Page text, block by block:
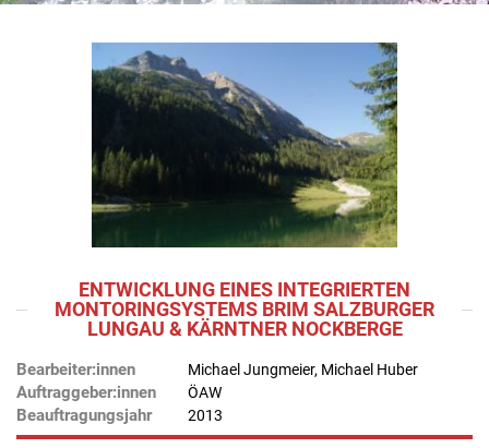
ENTWICKLUNG EINES INTEGRIERTEN
MONTORINGSYSTEMS BRIM SALZBURGER
LUNGAU & KÄRNTNER NOCKBERGE
Bearbeiter:innen Michael Jungmeier, Michael Huber
Auftraggeber:innen ÖAW
Beauftragungsjahr 2013